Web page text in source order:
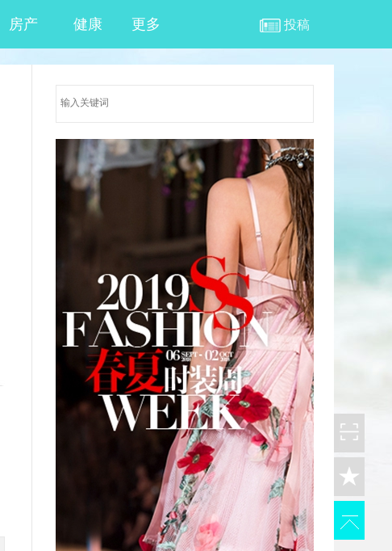
房产 健康 更多 投稿